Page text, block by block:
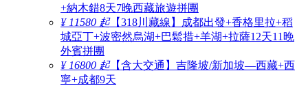
+納木錯8天7晚西藏旅遊拼團
¥ 11580 起【318川藏線】成都出發+香格里拉+稻
城亞丁+波密然烏湖+巴鬆措+羊湖+拉薩12天11晚
外賓拼團
¥ 16800 起【含大交通】吉隆坡/新加坡—西藏+西
寧+成都9天